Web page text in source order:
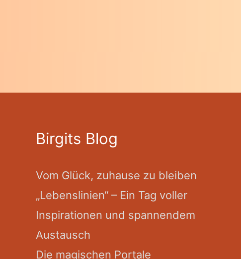
Birgits Blog
Vom Glück, zuhause zu bleiben
„Lebenslinien“ – Ein Tag voller
Inspirationen und spannendem
Austausch
Die magischen Portale